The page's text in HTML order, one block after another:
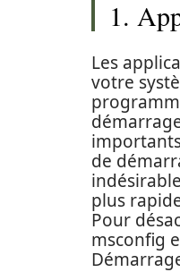
1.
Les
votre
de
plus
Pour
msconfig